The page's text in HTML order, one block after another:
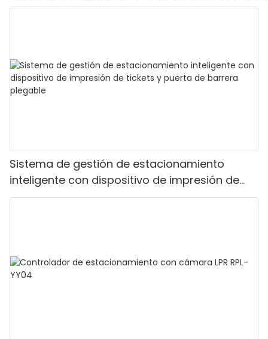
Sistema de gestión de estacionamiento
inteligente con dispositivo de impresión de
tickets y puerta de barrera plegable